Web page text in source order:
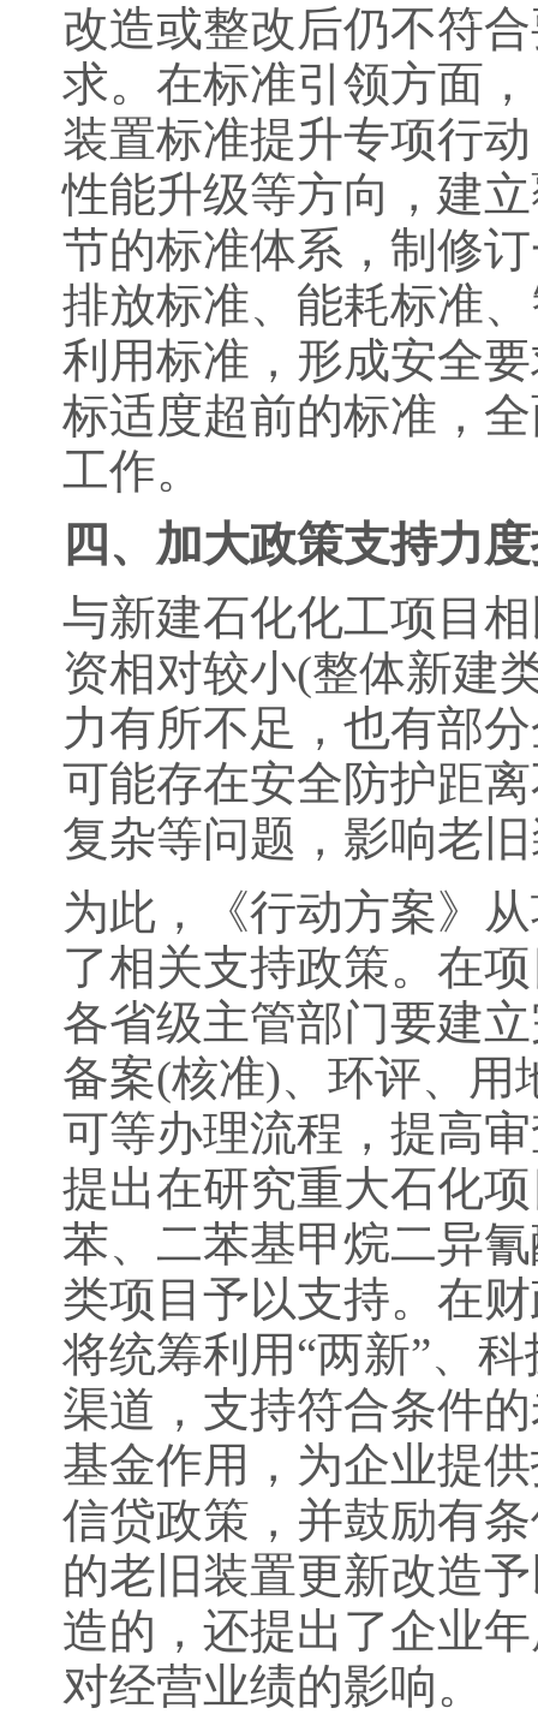
改造或整改后仍不符
求。在标准引领方面
装置标准提升专项行
性能升级等方向，建
节的标准体系，制修
排放标准、能耗标准
利用标准，形成安全
标适度超前的标准，
工作。
四、加大政策支持力
与新建石化化工项目
资相对较小(整体新建
力有所不足，也有部
可能存在安全防护距
复杂等问题，影响老
为此，《行动方案》
了相关支持政策。在
各省级主管部门要建
备案(核准)、环评、用
可等办理流程，提高
提出在研究重大石化
苯、二苯基甲烷二异
类项目予以支持。在
将统筹利用“两新”、
渠道，支持符合条件
基金作用，为企业提
信贷政策，并鼓励有
的老旧装置更新改造
造的，还提出了企业
对经营业绩的影响。